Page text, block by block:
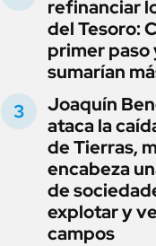
refinanciar
del Tesoro:
primer paso
sumarían
Joaquín
ataca la
de Tierras,
encabeza
de
explotar y
campos